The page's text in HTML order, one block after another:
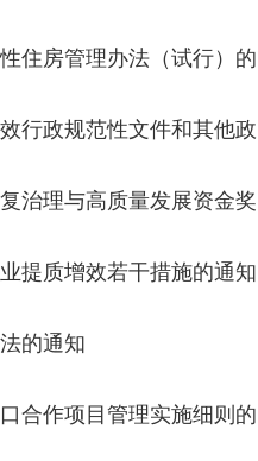
住房管理办法（试行）的
行政规范性文件和其他政
治理与高质量发展资金奖
提质增效若干措施的通知
的通知
合作项目管理实施细则的